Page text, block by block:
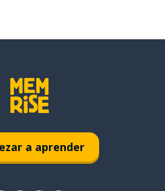
a aprender